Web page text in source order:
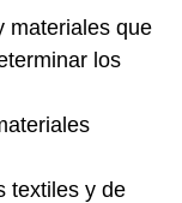
materiales que
los
textiles y de